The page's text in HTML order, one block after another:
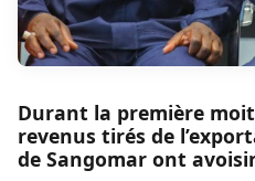
Durant la première
revenus tirés de
de Sangomar ont